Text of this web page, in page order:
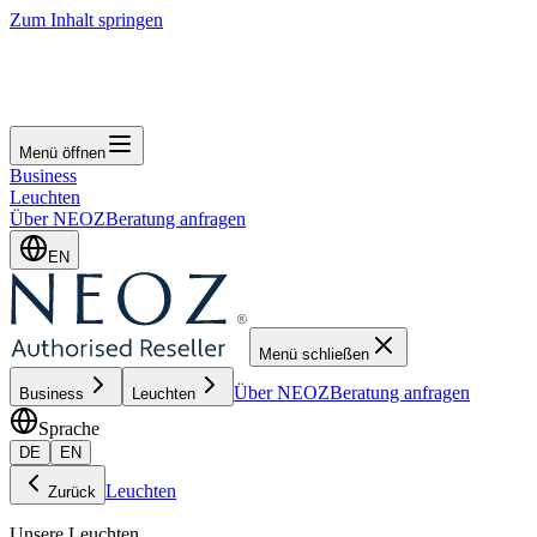
Zum Inhalt springen
Menü öffnen
Business
Leuchten
Über NEOZBeratung anfragen
EN
Menü schließen
Business Leuchten Über NEOZBeratung anfragen
Sprache
DE EN
Zurück Leuchten